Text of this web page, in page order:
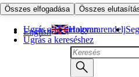
Összes elfogadása Összes
Ugrás a fő tartalomra
Ugrás a kereséshez
English Hogyan rendelj